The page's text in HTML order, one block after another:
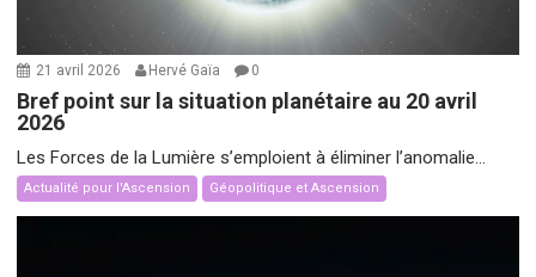
21 avril 2026 Hervé Gaïa 0
Bref point sur la situation planétaire au 20 avril
2026
Les Forces de la Lumière s’emploient à éliminer l’anomalie...
Actualité pour l'Ascension Géopolitique et Ascension